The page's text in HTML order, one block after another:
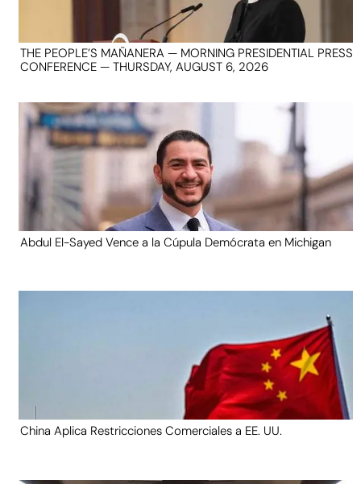
THE PEOPLE’S MAÑANERA — MORNING PRESIDENTIAL PRESS
CONFERENCE — THURSDAY, AUGUST 6, 2026
Abdul El-Sayed Vence a la Cúpula Demócrata en Michigan
China Aplica Restricciones Comerciales a EE. UU.